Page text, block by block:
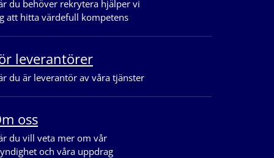
du behöver rekrytera hjälper vi
att hitta värdefull kompetens
leverantörer
du är leverantör av våra tjänster
oss
du vill veta mer om vår
och våra uppdrag